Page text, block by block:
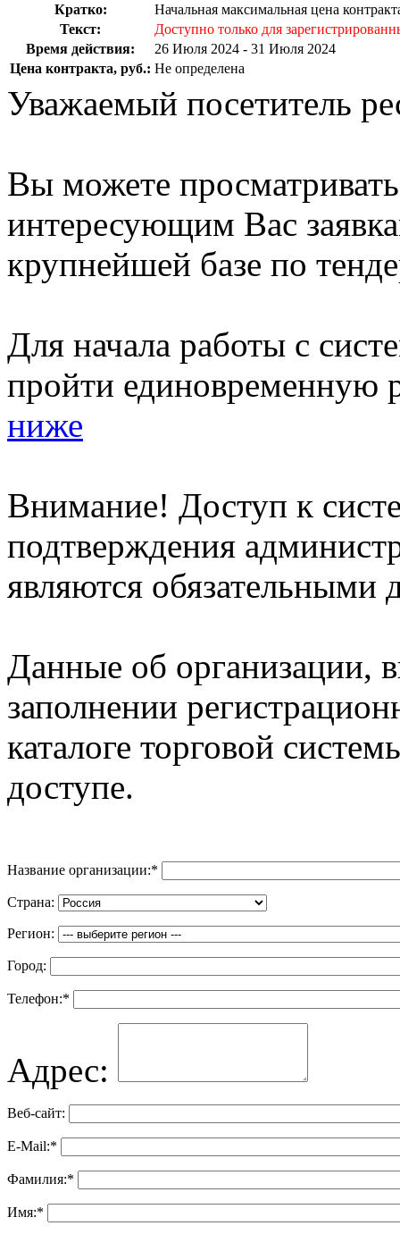
Кратко:
Начальная максимальная цена
Текст:
Доступно только для
Время действия:
26 Июля 2024 - 31 Июля 2024
Цена контракта, руб.: Не определена
Уважаемый посетитель
Вы можете
интересующим Вас
крупнейшей базе по
Для начала работы с
пройти единовременную
ниже
Внимание! Доступ к
подтверждения
являются обязательными
Данные об организации,
заполнении
каталоге торговой
доступе.
Название организации:*
Страна:
Регион:
Город:
Телефон:*
Адрес:
Веб-сайт:
E-Mail:*
Фамилия:*
Имя:*